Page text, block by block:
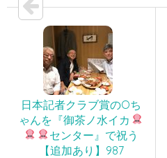
日本記者クラブ賞のOち
ゃんを『御茶ノ水イカ
センター』で祝う
【追加あり】987